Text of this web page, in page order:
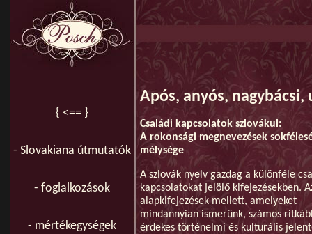
{ <== }
- Slovakiana útmutatók
- foglalkozások
- mértékegységek
Após, anyós,
Családi kapcsolatok szlovákul:
A rokonsági megnevezések
mélysége
A szlovák nyelv gazdag a különféle
kapcsolatokat jelölő kifejezésekben.
alapkifejezések mellett, amelyeket
mindannyian ismerünk, számos
érdekes történelmi és kulturális